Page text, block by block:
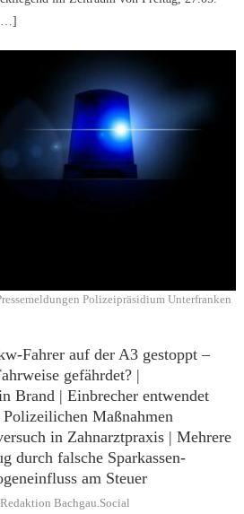
Polizeipräsidium Unterfranken
Fahrer auf der A3 gestoppt –
gefährdet? |
Brand | Einbrecher entwendet
Maßnahmen
in Zahnarztpraxis | Mehrere
durch falsche Sparkassen-
am Steuer
Author
Redaktion Bachgau.Social